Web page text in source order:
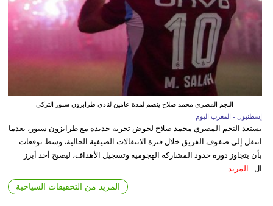
النجم المصري محمد صلاح ينضم لمدة عامين لنادي طرابزون سبور التركي
إسطنبول - المغرب اليوم
يستعد النجم المصري محمد صلاح لخوض تجربة جديدة مع طرابزون سبور، بعدما
انتقل إلى صفوف الفريق خلال فترة الانتقالات الصيفية الحالية، وسط توقعات
بأن يتجاوز دوره حدود المشاركة الهجومية وتسجيل الأهداف، ليصبح أحد أبرز
ال... المزيد
المزيد من التحقيقات السياحية